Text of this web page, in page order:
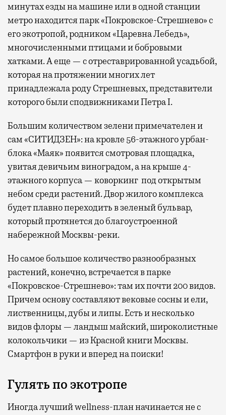
минутах езды на машине или в одной станции
метро находится парк «Покровское-Стрешнево» с
его экотропой, родником «Царевна Лебедь»,
многочисленными птицами и бобровыми
хатками. А еще — с отреставрированной усадьбой,
которая на протяжении многих лет
принадлежала роду Стрешневых, представители
которого были сподвижниками Петра I.
Большим количеством зелени примечателен и
сам «СИТИДЗЕН»: на кровле 56-этажного урбан-
блока «Маяк» появится смотровая площадка,
увитая девичьим виноградом, а на крыше 4-
этажного корпуса — коворкинг под открытым
небом среди растений. Двор жилого комплекса
будет плавно переходить в зеленый бульвар,
который протянется до благоустроенной
набережной Москвы-реки.
Но самое большое количество разнообразных
растений, конечно, встречается в парке
«Покровское-Стрешнево»: там ихпочти 200 видов.
Причем основу составляют вековые сосны и ели,
лиственницы, дубы и липы. Есть и несколько
видов флоры — ландыш майский, широколистные
колокольчики — из Красной книги Москвы.
Смартфон в руки и вперед на поиски!
Гулять по экотропе
Иногда лучший wellness-план начинается не с